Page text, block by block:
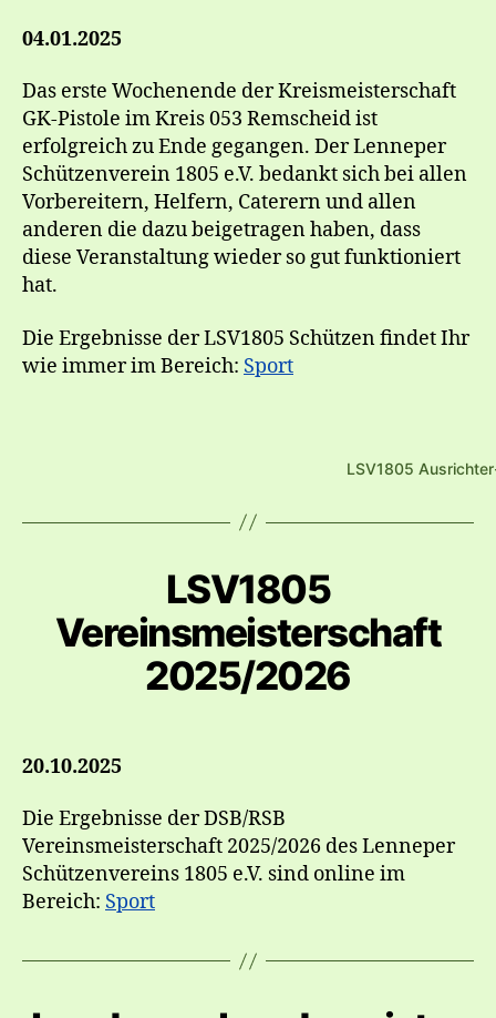
04.01.2025
Das erste Wochenende der Kreismeisterschaft
GK-Pistole im Kreis 053 Remscheid ist
erfolgreich zu Ende gegangen. Der Lenneper
Schützenverein 1805 e.V. bedankt sich bei allen
Vorbereitern, Helfern, Caterern und allen
anderen die dazu beigetragen haben, dass
diese Veranstaltung wieder so gut funktioniert
hat.
Die Ergebnisse der LSV1805 Schützen findet Ihr
wie immer im Bereich: Sport
LSV1805
LSV1805
Vereinsmeisterschaft
2025/2026
20.10.2025
Die Ergebnisse der DSB/RSB
Vereinsmeisterschaft 2025/2026 des Lenneper
Schützenvereins 1805 e.V. sind online im
Bereich: Sport